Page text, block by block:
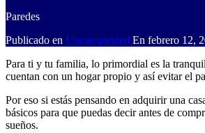
Paredes
Publicado en Uncategorized En febrero 12,
Para ti y tu familia, lo primordial es la
cuentan con un hogar propio y así evitar el
Por eso si estás pensando en adquirir una
básicos para que puedas decir antes de
sueños.